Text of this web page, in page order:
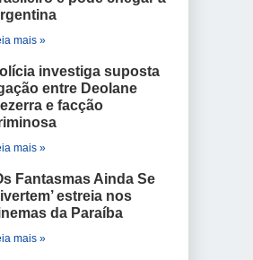
mais »
investiga suposta
entre Deolane
e facção
mais »
Fantasmas Ainda Se
estreia nos
da Paraíba
mais »